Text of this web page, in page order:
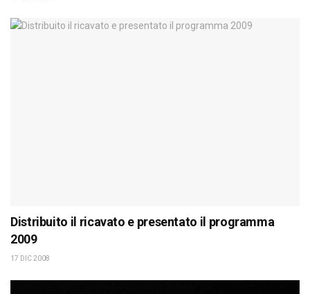
Distribuito il ricavato e presentato il programma
2009
17 DIC 2008